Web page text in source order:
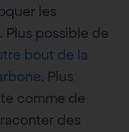
les
possible de
bout de la
. Plus
comme de
des